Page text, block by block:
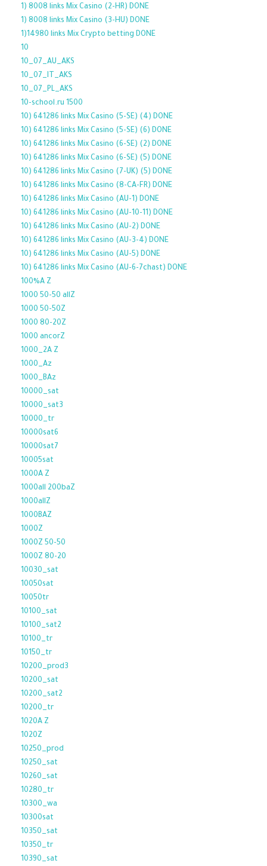
1) 8008 links Mix Casino (2-HR) DONE
1) 8008 links Mix Casino (3-HU) DONE
1)14980 links Mix Crypto betting DONE
10
10_07_AU_AKS
10_07_IT_AKS
10_07_PL_AKS
10-school.ru 1500
10) 641286 links Mix Casino (5-SE) (4) DONE
10) 641286 links Mix Casino (5-SE) (6) DONE
10) 641286 links Mix Casino (6-SE) (2) DONE
10) 641286 links Mix Casino (6-SE) (5) DONE
10) 641286 links Mix Casino (7-UK) (5) DONE
10) 641286 links Mix Casino (8-CA-FR) DONE
10) 641286 links Mix Casino (AU-1) DONE
10) 641286 links Mix Casino (AU-10-11) DONE
10) 641286 links Mix Casino (AU-2) DONE
10) 641286 links Mix Casino (AU-3-4) DONE
10) 641286 links Mix Casino (AU-5) DONE
10) 641286 links Mix Casino (AU-6-7chast) DONE
100%A Z
1000 50-50 allZ
1000 50-50Z
1000 80-20Z
1000 ancorZ
1000_2A Z
1000_Az
1000_BAz
10000_sat
10000_sat3
10000_tr
10000sat6
10000sat7
10005sat
1000A Z
1000all 200baZ
1000allZ
1000BAZ
1000Z
1000Z 50-50
1000Z 80-20
10030_sat
10050sat
10050tr
10100_sat
10100_sat2
10100_tr
10150_tr
10200_prod3
10200_sat
10200_sat2
10200_tr
1020A Z
1020Z
10250_prod
10250_sat
10260_sat
10280_tr
10300_wa
10300sat
10350_sat
10350_tr
10390_sat